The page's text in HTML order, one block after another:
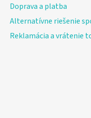
Doprava a platba
Alternatívne riešenie
Reklamácia a vrátenie